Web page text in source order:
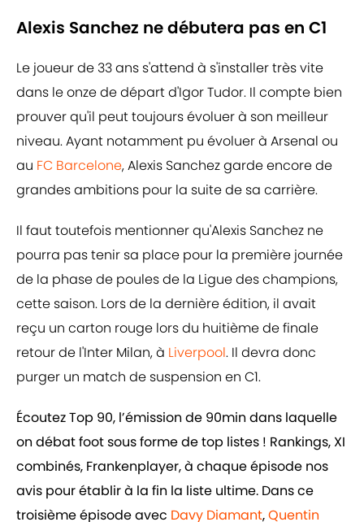
Alexis Sanchez ne débutera pas en C1
Le joueur de 33 ans s'attend à s'installer très vite
dans le onze de départ d'Igor Tudor. Il compte bien
prouver qu'il peut toujours évoluer à son meilleur
niveau. Ayant notamment pu évoluer à Arsenal ou
au FC Barcelone, Alexis Sanchez garde encore de
grandes ambitions pour la suite de sa carrière.
Il faut toutefois mentionner qu'Alexis Sanchez ne
pourra pas tenir sa place pour la première journée
de la phase de poules de la Ligue des champions,
cette saison. Lors de la dernière édition, il avait
reçu un carton rouge lors du huitième de finale
retour de l'Inter Milan, à Liverpool. Il devra donc
purger un match de suspension en C1.
Écoutez Top 90, l’émission de 90min dans laquelle
on débat foot sous forme de top listes ! Rankings, XI
combinés, Frankenplayer, à chaque épisode nos
avis pour établir à la fin la liste ultime. Dans ce
troisième épisode avec Davy Diamant,Quentin